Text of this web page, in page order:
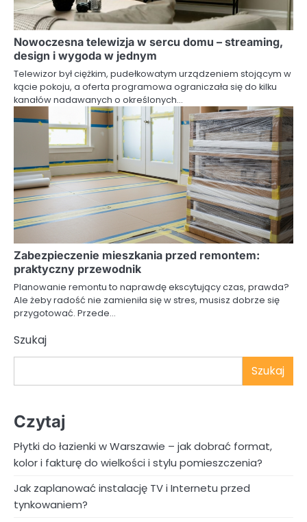
Nowoczesna telewizja w sercu domu – streaming,
design i wygoda w jednym
Telewizor był ciężkim, pudełkowatym urządzeniem stojącym w
kącie pokoju, a oferta programowa ograniczała się do kilku
kanałów nadawanych o określonych…
Zabezpieczenie mieszkania przed remontem:
praktyczny przewodnik
Planowanie remontu to naprawdę ekscytujący czas, prawda?
Ale żeby radość nie zamieniła się w stres, musisz dobrze się
przygotować. Przede…
Szukaj
Szukaj
Czytaj
Płytki do łazienki w Warszawie – jak dobrać format,
kolor i fakturę do wielkości i stylu pomieszczenia?
Jak zaplanować instalację TV i Internetu przed
tynkowaniem?